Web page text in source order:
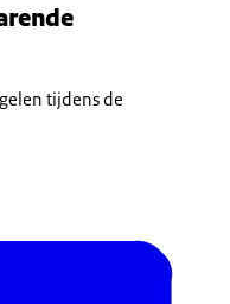
tijdens de